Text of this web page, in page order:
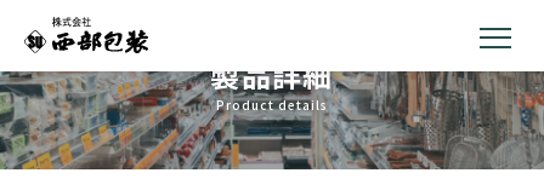
製品詳細
Product details